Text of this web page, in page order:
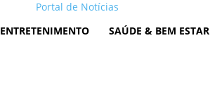
Portal de Notícias
ENTRETENIMENTO SAÚDE & BEM ESTAR